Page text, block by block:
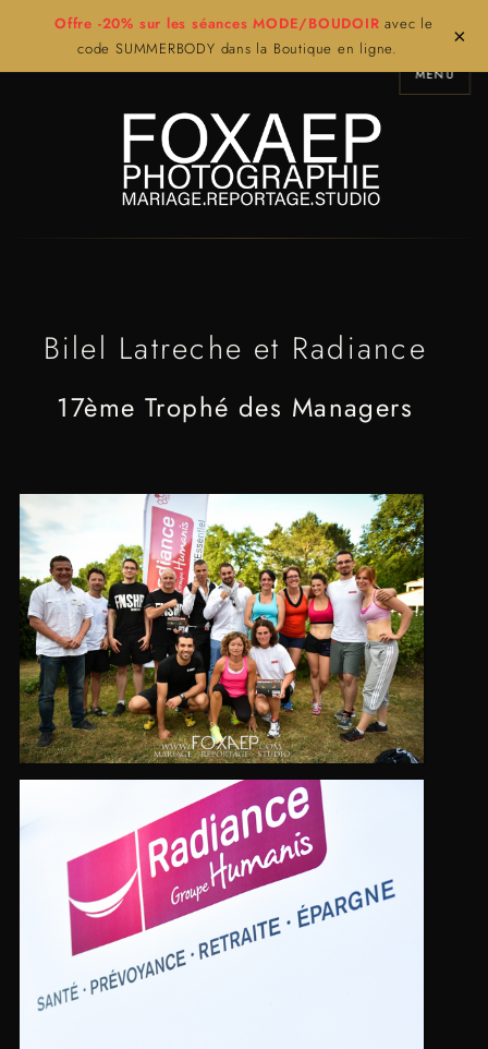
Offre -20% sur les séances MODE/BOUDOIR avec le
code SUMMERBODY dans la Boutique en ligne.
×
MENU
Bilel Latreche et Radiance
17ème Trophé des Managers